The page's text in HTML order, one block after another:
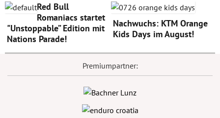
Red Bull
Romaniacs startet
"Unstoppable” Edition mit
Nations Parade!
Nachwuchs: KTM Orange
Kids Days im August!
Premiumpartner: